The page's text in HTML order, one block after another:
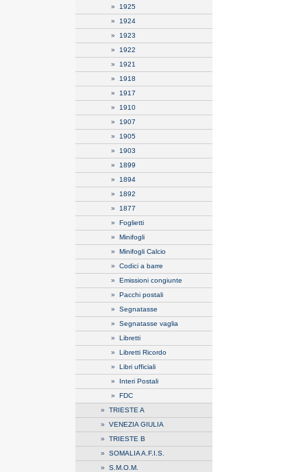
» 1925
» 1924
» 1923
» 1922
» 1921
» 1918
» 1917
» 1910
» 1907
» 1905
» 1903
» 1899
» 1894
» 1892
» 1877
» Foglietti
» Minifogli
» Minifogli Calcio
» Codici a barre
» Emissioni congiunte
» Pacchi postali
» Segnatasse
» Segnatasse vaglia
» Libretti
» Libretti Ricordo
» Libri ufficiali
» Interi Postali
» FDC
» TRIESTE A
» VENEZIA GIULIA
» TRIESTE B
» SOMALIA A.F.I.S.
» S.M.O.M.